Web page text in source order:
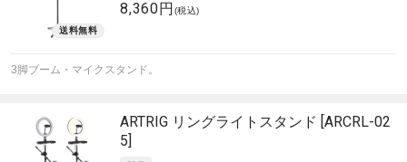
8,360円 (税込)
3脚ブーム・マイクスタンド。
ARTRIG リングライトスタンド [ARCRL-02
5]